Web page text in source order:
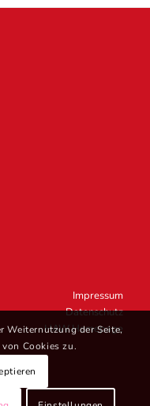
Impressum
Datenschutz
HAW Homepage
Weiternutzung der Seite,
Cookies zu.